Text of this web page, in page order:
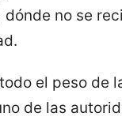
dónde no se
el peso de
de las